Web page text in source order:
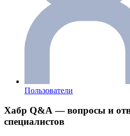
Пользователи
Хабр Q&A — вопросы и
специалистов